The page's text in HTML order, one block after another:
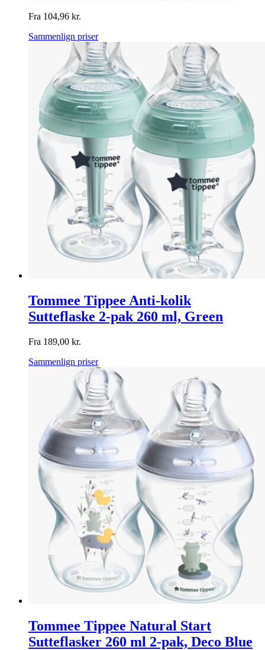
Fra 104,96 kr.
Sammenlign priser
Tommee Tippee Anti-kolik
Sutteflaske 2-pak 260 ml, Green
Fra 189,00 kr.
Sammenlign priser
Tommee Tippee Natural Start
Sutteflasker 260 ml 2-pak, Deco Blue